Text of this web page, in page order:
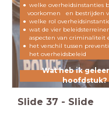
Wat heb ik
hoofdstuk?
welke overheidsinstanties
voorkomen en bestrijden
welke rol
wat de vier
aspecten van criminaliteit
het verschil tussen
het overheidsbeleid
Slide 37 - Slide